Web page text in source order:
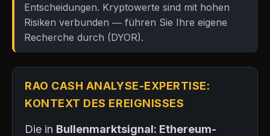
Entscheidungen. Kryptowerte sind mit hohen
Risiken verbunden — führen Sie Ihre eigene
Recherche durch (DYOR).
RAO CASH ANALYSE-EXPERTISE:
KONTEXT DES EREIGNISSES
Die in Bullenmarktsignal: Ethereum-